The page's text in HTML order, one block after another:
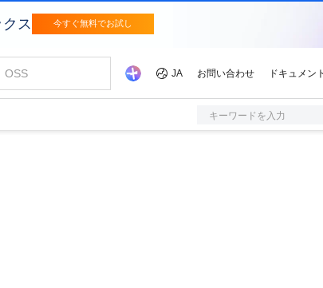
キーワードを入力